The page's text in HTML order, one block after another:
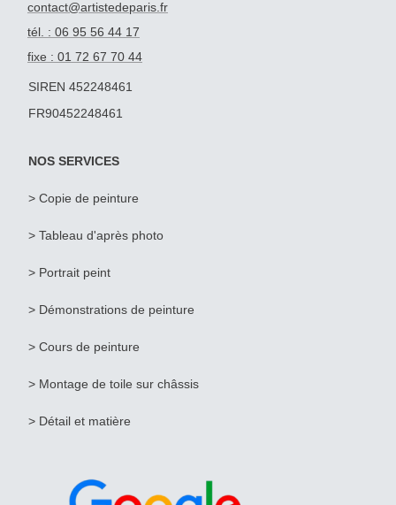
contact@artistedeparis.fr
tél. : 06 95 56 44 17
fixe : 01 72 67 70 44
SIREN 452248461
FR90452248461
NOS SERVICES
> Copie de peinture
> Tableau d'après photo
> Portrait peint
> Démonstrations de peinture
> Cours de peinture
> Montage de toile sur châssis
> Détail et matière